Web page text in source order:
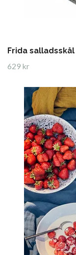
Frida salladsskål
629 kr